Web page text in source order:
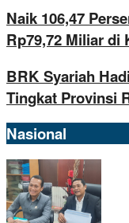
Naik 106,47
Rp79,72 Miliar di
BRK Syariah
Tingkat Provinsi
Nasional